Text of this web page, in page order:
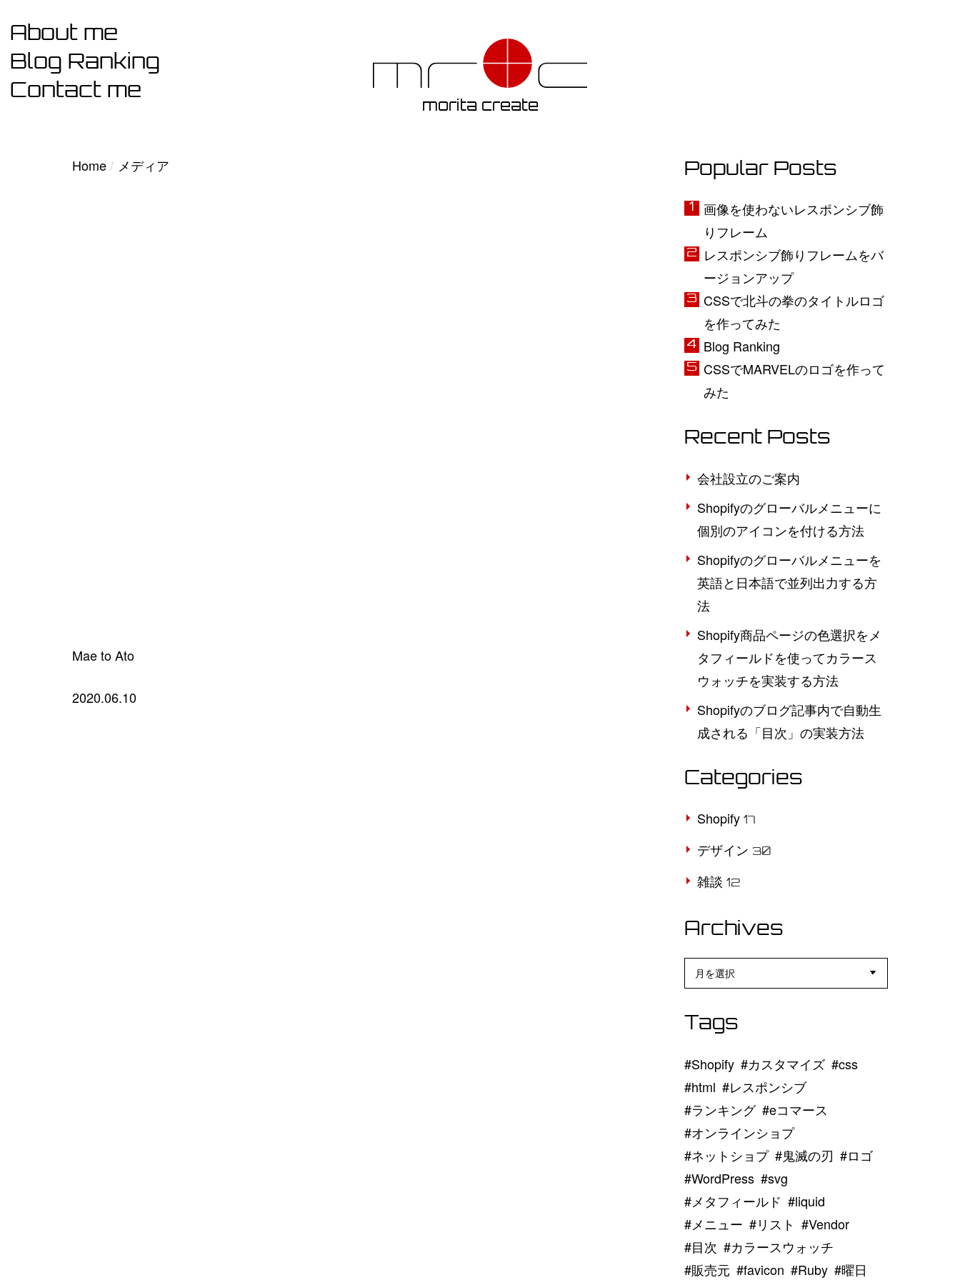
content
morita create
About me
Blog Ranking
Contact me
Home メディア
Mae to Ato
2020.06.10
Popular Posts
画像を使わないレスポンシブ飾
りフレーム
レスポンシブ飾りフレームをバ
ージョンアップ
CSSで北斗の拳のタイトルロゴ
を作ってみた
Blog Ranking
CSSでMARVELのロゴを作って
みた
Recent Posts
会社設立のご案内
Shopifyのグローバルメニューに
個別のアイコンを付ける方法
Shopifyのグローバルメニューを
英語と日本語で並列出力する方
法
Shopify商品ページの色選択をメ
タフィールドを使ってカラース
ウォッチを実装する方法
Shopifyのブログ記事内で自動生
成される「目次」の実装方法
Categories
Shopify 17
デザイン 30
雑談 12
Archives
Archives
Tags
Shopify カスタマイズ
css
html
レスポンシブ
ランキング
eコマース
オンラインショプ
ネットショプ
鬼滅の刃
ロゴ
WordPress
svg
メタフィールド
liquid
メニュー
リスト
Vendor
目次
カラースウォッチ
販売元
favicon Ruby 曜日